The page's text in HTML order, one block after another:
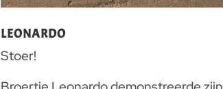
LEONARDO
Stoer!